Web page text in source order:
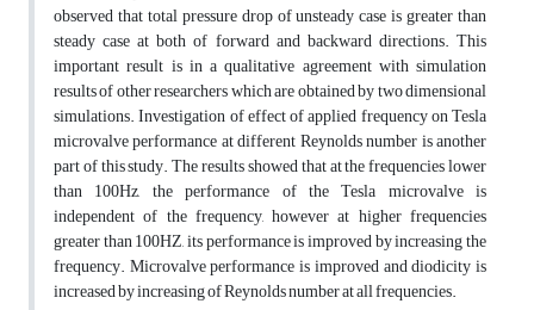
observed that total pressure drop of unsteady case is greater than
steady case at both of forward and backward directions. This
important result is in a qualitative agreement with simulation
results of other researchers which are obtained by two dimensional
simulations. Investigation of effect of applied frequency on Tesla
microvalve performance at different Reynolds number is another
part of this study. The results showed that at the frequencies lower
than 100Hz, the performance of the Tesla microvalve is
independent of the frequency, however at higher frequencies
greater than 100HZ, its performance is improved by increasing the
frequency. Microvalve performance is improved and diodicity is
increased by increasing of Reynolds number at all frequencies.